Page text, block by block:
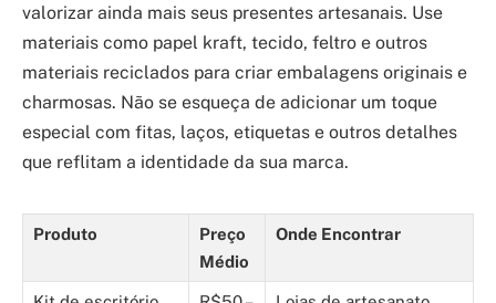
valorizar ainda mais seus presentes artesanais. Use
materiais como papel kraft, tecido, feltro e outros
materiais reciclados para criar embalagens originais e
charmosas. Não se esqueça de adicionar um toque
especial com fitas, laços, etiquetas e outros detalhes
que reflitam a identidade da sua marca.
Produto
Preço
Médio
Onde Encontrar